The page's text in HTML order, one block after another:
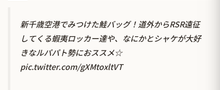
新千歳空港でみつけた鮭バッグ！道外からRSR遠征
してくる蝦夷ロッカー達や、なにかとシャケが大好
きなルパパト勢におススメ☆
pic.twitter.com/gXMtoxltVT